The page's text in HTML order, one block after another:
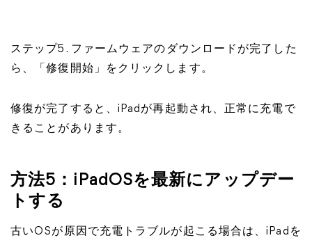
ステップ5. ファームウェアのダウンロードが完了した
ら、「修復開始」をクリックします。
修復が完了すると、iPadが再起動され、正常に充電で
きることがあります。
方法5：iPadOSを最新にアップデー
トする
古いOSが原因で充電トラブルが起こる場合は、iPadを